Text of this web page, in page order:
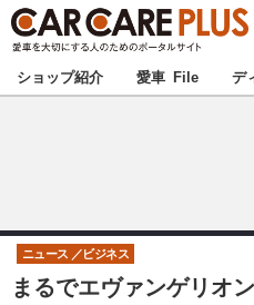
★カーケアプラス認定★ 厳
甲信越
東海
ショップ紹介 愛車 File デ
まるでエヴァンゲリオ
ニュース ビジネス